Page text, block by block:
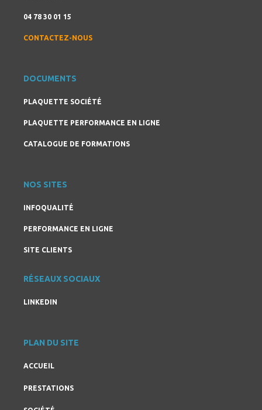
04 78 30 01 15
CONTACTEZ-NOUS
DOCUMENTS
PLAQUETTE SOCIÉTÉ
PLAQUETTE PERFORMANCE EN LIGNE
CATALOGUE DE FORMATIONS
NOS SITES
INFOQUALITÉ
PERFORMANCE EN LIGNE
SITE CLIENTS
RÉSEAUX SOCIAUX
LINKEDIN
PLAN DU SITE
ACCUEIL
PRESTATIONS